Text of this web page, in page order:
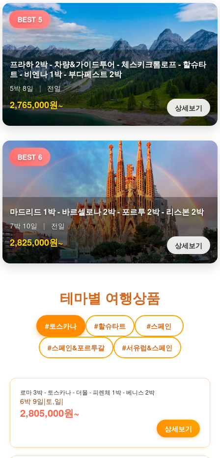
BEST 5
프라하 2박 - 차량&가이드투어 - 체스키크롬로프 - 할슈타
트 - 비엔나 1박 - 부다페스트 2박
5박 8일 | 전일
2,765,000원~ 상세보기
BEST 6
마드리드 1박 - 바르셀로나 2박 - 포르투 2박 - 리스본 2박
7박 10일 | 전일
2,825,000원~ 상세보기
테마별 여행상품
#토스카나 #할슈타트 #스페인
#스페인&포르투갈 #서유럽&스페인
로마 3박 - 토스카나 - 더몰 - 피렌체 1박 - 베니스 2박
6박 9일|토,일|
2,805,000원~
상세보기